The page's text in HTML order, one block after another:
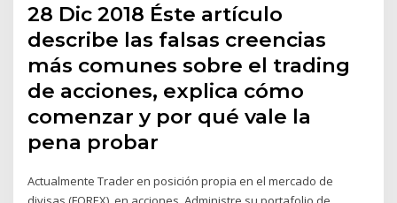
28 Dic 2018 Éste artículo
describe las falsas creencias
más comunes sobre el trading
de acciones, explica cómo
comenzar y por qué vale la
pena probar
Actualmente Trader en posición propia en el mercado de